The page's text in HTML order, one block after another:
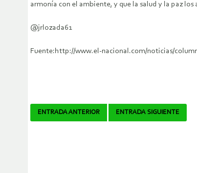
armonía con el ambiente, y que la salud y la paz
@jrlozada61
Fuente:http://www.el-nacional.com/noticias/
Navegador
ENTRADA ANTERIOR ENTRADA SIGUIENTE